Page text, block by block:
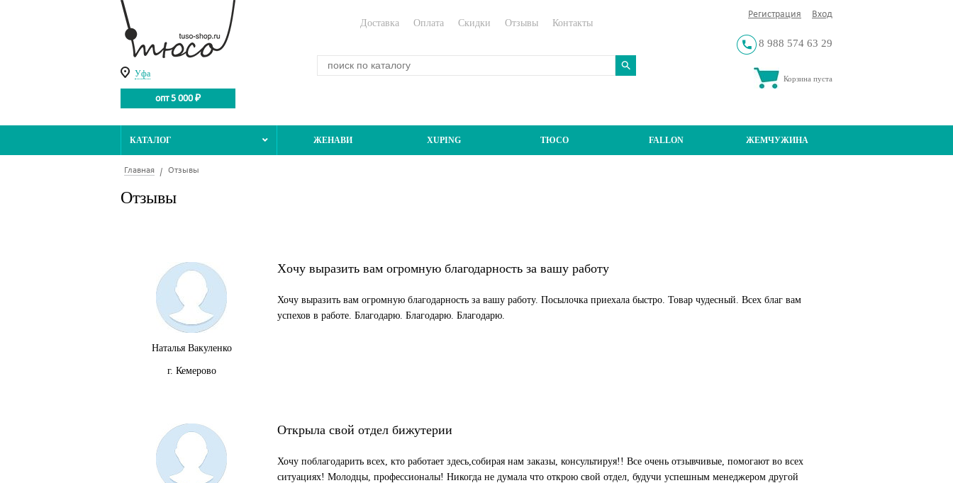
Уфа
опт 5 000 ₽
Регистрация Вход
8 988 574 63 29
Корзина пуста
Доставка Оплата Скидки Отзывы Контакты
КАТАЛОГ ЖЕНАВИ XUPING ТЮСО FALLON ЖЕМЧУЖИНА
Главная Отзывы
Отзывы
Наталья Вакуленко
г. Кемерово
Xочу выразить вам огромную благодарность за вашу работу
Хочу выразить вам огромную благодарность за вашу работу. Посылочка приехала быстро. Товар чудесный. Всех благ вам
успехов в работе. Благодарю. Благодарю. Благодарю.
Открыла свой отдел бижутерии
Хочу поблагодарить всех, кто работает здесь,собирая нам заказы, консультируя!! Все очень отзывчивые, помогают во всех
ситуациях! Молодцы, профессионалы! Никогда не думала что открою свой отдел, будучи успешным менеджером другой